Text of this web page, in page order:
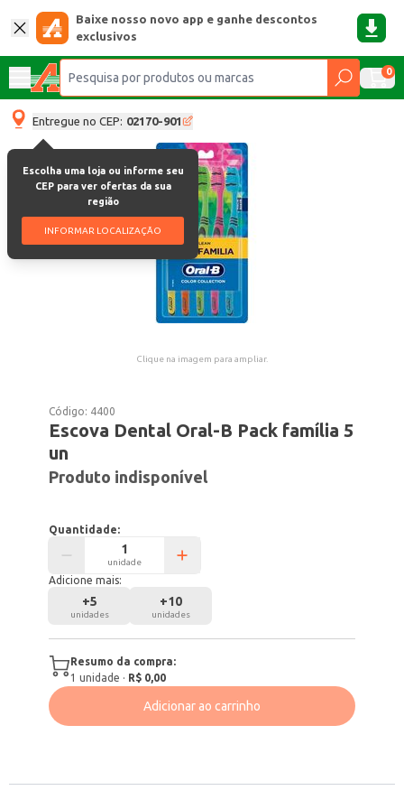
Baixe nosso novo app e ganhe descontos
exclusivos
0
Entregue no CEP: 02170-901
Escolha uma loja ou informe seu
CEP para ver ofertas da sua
região
INFORMAR LOCALIZAÇÃO
Clique na imagem para ampliar.
Código: 4400
Escova Dental Oral-B Pack família 5
un
Produto indisponível
Quantidade:
unidade
Adicione mais:
+5
unidades
+10
unidades
Resumo da compra:
1 unidade · R$ 0,00
Adicionar ao carrinho